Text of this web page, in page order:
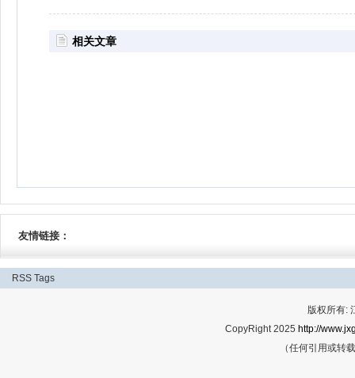
相关文章
友情链接：
RSS Tags
版权所有:
CopyRight 2025 http://
（任何引用或转